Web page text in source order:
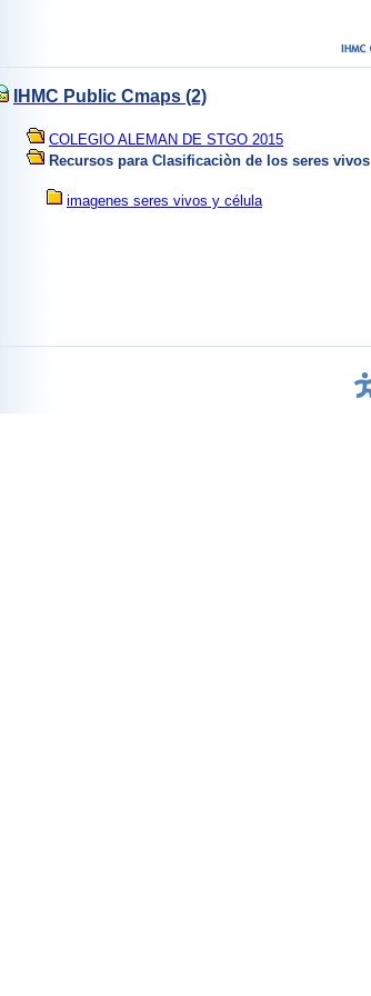
IHMC Public Cmaps (2)
COLEGIO ALEMAN DE STGO 2015
Recursos para Clasificaciòn de los seres vivos
imagenes seres vivos y célula